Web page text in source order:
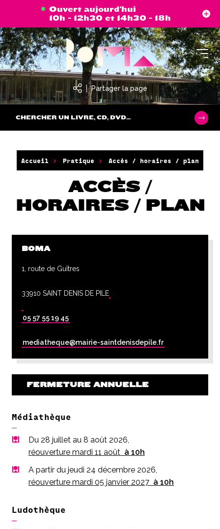
principal
Ouvert aujourd'hui
10h - 12h30 et 14h30 - 18h
CHERCHER UN LIVRE, CD, DVD...
Partager la page
Accueil Pratique Accès / horaires / plan
ACCÈS /
HORAIRES / PLAN
BOMA
1, route de Guîtres
33910 SAINT DENIS DE PILE
05 57 55 19 45
mediatheque@mairie-saintdenisdepile.fr
FERMETURE ANNUELLE
Médiathèque
Du 28 juillet au 8 août 2026,
réouverture mardi 11 août à 10h
A partir du jeudi 24 décembre 2026,
réouverture mardi 05 janvier 2027 à 10h
Ludothèque